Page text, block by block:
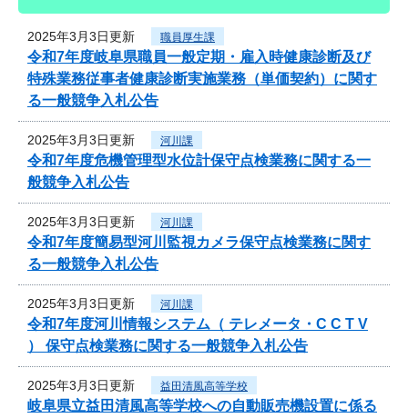
2025年3月3日更新 職員厚生課
令和7年度岐阜県職員一般定期・雇入時健康診断及び
特殊業務従事者健康診断実施業務（単価契約）に関す
る一般競争入札公告
2025年3月3日更新 河川課
令和7年度危機管理型水位計保守点検業務に関する一
般競争入札公告
2025年3月3日更新 河川課
令和7年度簡易型河川監視カメラ保守点検業務に関す
る一般競争入札公告
2025年3月3日更新 河川課
令和7年度河川情報システム（ テレメータ・C C T V
） 保守点検業務に関する一般競争入札公告
2025年3月3日更新 益田清風高等学校
岐阜県立益田清風高等学校への自動販売機設置に係る